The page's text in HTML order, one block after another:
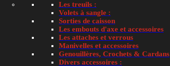
Les treuils :
Volets à sangle :
Sorties de caisson
Les embouts d'axe et accessoires
Les attaches et verrous
Manivelles et accessoires
Genouillères, Crochets & Cardans
Divers accessoires :